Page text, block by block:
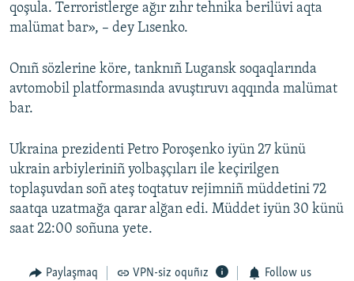
qoşula. Terroristlerge ağır zıhr tehnika berilüvi aqta
malümat bar», – dey Lısenko.
Onıñ sözlerine köre, tanknıñ Lugansk soqaqlarında
avtomobil platformasında avuştıruvı aqqında malümat
bar.
Ukraina prezidenti Petro Poroşenko iyün 27 künü
ukrain arbiyleriniñ yolbaşçıları ile keçirilgen
toplaşuvdan soñ ateş toqtatuv rejimniñ müddetini 72
saatqa uzatmağa qarar alğan edi. Müddet iyün 30 künü
saat 22:00 soñuna yete.
Paylaşmaq VPN-siz oquñız Follow us